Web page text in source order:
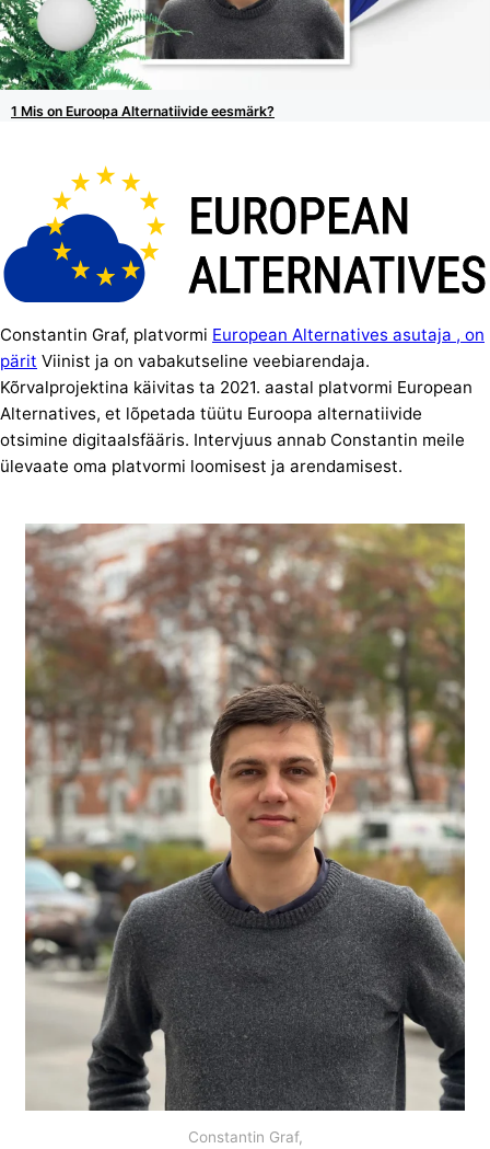
Mis on Euroopa Alternatiivide eesmärk?
Constantin Graf, platvormi European Alternatives asutaja , on
pärit Viinist ja on vabakutseline veebiarendaja.
Kõrvalprojektina käivitas ta 2021. aastal platvormi European
Alternatives, et lõpetada tüütu Euroopa alternatiivide
otsimine digitaalsfääris. Intervjuus annab Constantin meile
ülevaate oma platvormi loomisest ja arendamisest.
Constantin Graf,